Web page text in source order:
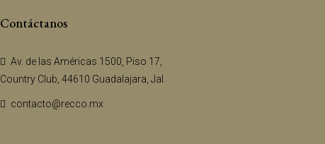
Contáctanos
Av. de las Américas 1500, Piso 17,
Country Club, 44610 Guadalajara, Jal.
contacto@recco.mx